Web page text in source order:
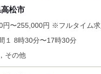
松市
円 ※フルタイム求人の場合は月額（換算額）、パート求人の場
１ 8時30分〜17時30分
その他